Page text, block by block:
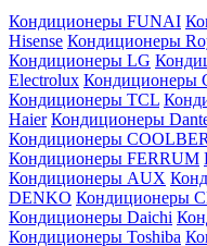
Кондиционеры FUNAI
Hisense Кондиционеры
Кондиционеры LG
Electrolux Кондиционеры
Кондиционеры TCL
Haier Кондиционеры
Кондиционеры
Кондиционеры FERRUM
Кондиционеры AUX
DENKO Кондиционеры
Кондиционеры Daichi
Кондиционеры Toshiba